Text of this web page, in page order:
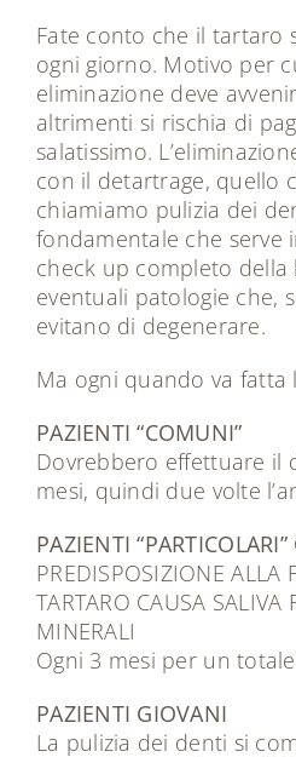
Fate conto che il tartaro
ogni giorno. Motivo per
eliminazione deve
altrimenti si rischia di
salatissimo.
con il detartrage, quello
chiamiamo pulizia dei
fondamentale che serve
check up completo della
eventuali patologie che,
evitano di degenerare.
Ma ogni quando va fatta
PAZIENTI “COMUNI”
Dovrebbero effettuare il
mesi, quindi due volte
PAZIENTI “PARTICOLARI”
PREDISPOSIZIONE ALLA
TARTARO CAUSA SALIVA
MINERALI
Ogni 3 mesi per un
PAZIENTI GIOVANI
La pulizia dei denti si